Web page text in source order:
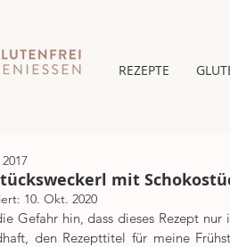
REZEPTE
mit
10. Okt. 2020
Gefahr hin, dass dieses Rezept
den Rezepttitel für meine